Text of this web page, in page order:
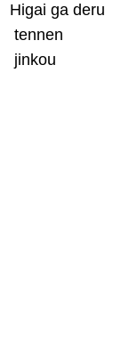
Higai ga deru
tennen
jinkou